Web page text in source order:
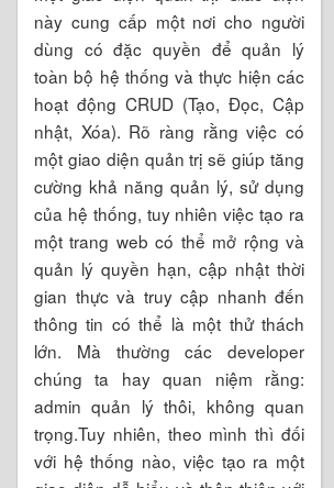
này cung cấp một nơi cho người
dùng có đặc quyền để quản lý
toàn bộ hệ thống và thực hiện các
hoạt động CRUD (Tạo, Đọc, Cập
nhật, Xóa). Rõ ràng rằng việc có
một giao diện quản trị sẽ giúp tăng
cường khả năng quản lý, sử dụng
của hệ thống, tuy nhiên việc tạo ra
một trang web có thể mở rộng và
quản lý quyền hạn, cập nhật thời
gian thực và truy cập nhanh đến
thông tin có thể là một thử thách
lớn. Mà thường các developer
chúng ta hay quan niệm rằng:
admin quản lý thôi, không quan
trọng.Tuy nhiên, theo mình thì đối
với hệ thống nào, việc tạo ra một